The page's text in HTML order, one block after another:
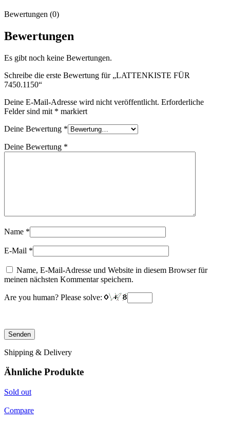
Bewertungen (0)
Bewertungen
Es gibt noch keine Bewertungen.
Schreibe die erste Bewertung für „LATTENKISTE FÜR
7450.1150“
Deine E-Mail-Adresse wird nicht veröffentlicht. Erforderliche
Felder sind mit * markiert
Deine Bewertung *
Deine Bewertung *
Name *
E-Mail *
Name, E-Mail-Adresse und Website in diesem Browser für
meinen nächsten Kommentar speichern.
Are you human? Please solve:
Shipping & Delivery
Ähnliche Produkte
Sold out
Compare